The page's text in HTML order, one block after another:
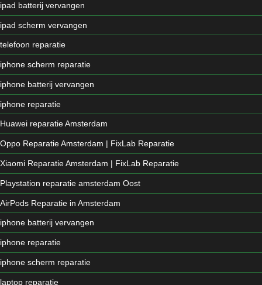
ipad batterij vervangen
ipad scherm vervangen
telefoon reparatie
iphone scherm reparatie
iphone batterij vervangen
iphone reparatie
Huawei reparatie Amsterdam
Oppo Reparatie Amsterdam | FixLab Reparatie
Xiaomi Reparatie Amsterdam | FixLab Reparatie
Playstation reparatie amsterdam Oost
AirPods Reparatie in Amsterdam
iphone batterij vervangen
iphone reparatie
iphone scherm reparatie
laptop reparatie